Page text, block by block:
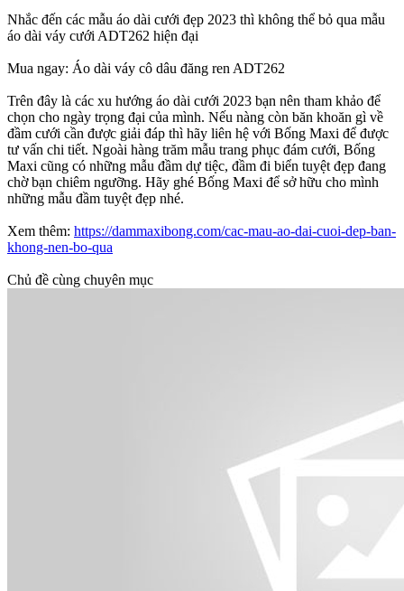
Nhắc đến các mẫu áo dài cưới đẹp 2023 thì không thể bỏ qua mẫu
áo dài váy cưới ADT262 hiện đại
Mua ngay: Áo dài váy cô dâu đăng ren ADT262
Trên đây là các xu hướng áo dài cưới 2023 bạn nên tham khảo để
chọn cho ngày trọng đại của mình. Nếu nàng còn băn khoăn gì về
đầm cưới cần được giải đáp thì hãy liên hệ với Bống Maxi để được
tư vấn chi tiết. Ngoài hàng trăm mẫu trang phục đám cưới, Bống
Maxi cũng có những mẫu đầm dự tiệc, đầm đi biển tuyệt đẹp đang
chờ bạn chiêm ngưỡng. Hãy ghé Bống Maxi để sở hữu cho mình
những mẫu đầm tuyệt đẹp nhé.
Xem thêm: https://dammaxibong.com/cac-mau-ao-dai-cuoi-dep-ban-
khong-nen-bo-qua
Chủ đề cùng chuyên mục